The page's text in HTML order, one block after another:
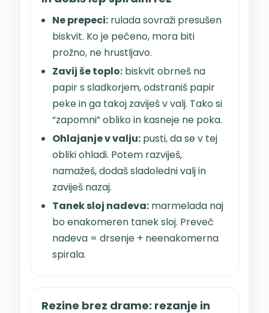
Ne prepeci: rulada sovraži presušen
biskvit. Ko je pečeno, mora biti
prožno, ne hrustljavo.
Zavij še toplo: biskvit obrneš na
papir s sladkorjem, odstraniš papir
peke in ga takoj zaviješ v valj. Tako si
“zapomni” obliko in kasneje ne poka.
Ohlajanje v valju: pusti, da se v tej
obliki ohladi. Potem razviješ,
namažeš, dodaš sladoledni valj in
zaviješ nazaj.
Tanek sloj nadeva: marmelada naj
bo enakomeren tanek sloj. Preveč
nadeva = drsenje + neenakomerna
spirala.
Rezine brez drame: rezanje in